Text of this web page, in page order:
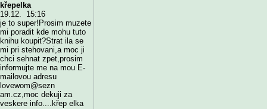
křepelka
19.12. 15:16
je to super!Prosim muzete
mi poradit kde mohu tuto
knihu koupit?Strat ila se
mi pri stehovani,a moc ji
chci sehnat zpet,prosim
informujte me na mou E-
mailovou adresu
lovewom@sezn
am.cz,moc dekuji za
veskere info....křep elka